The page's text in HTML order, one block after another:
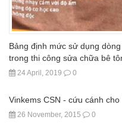
Bảng định mức sử dụng
trong thi công sửa chữa bê
24 April, 2019 0
Vinkems CSN - cứu cánh
26 November, 2015 0